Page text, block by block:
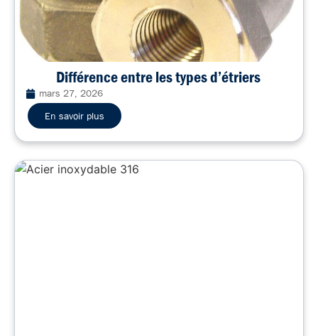
Différence entre les types d’étriers
mars 27, 2026
En savoir plus